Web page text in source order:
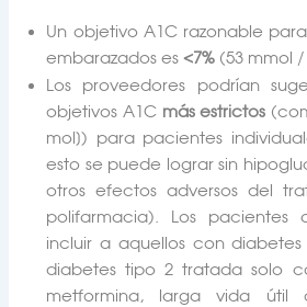
Un objetivo A1C razonable
embarazados es<7% (53 mmol
Los proveedores podrían
objetivos A1C más estrictos
mol]) para pacientes
esto se puede lograr sin
otros efectos adversos del
polifarmacia). Los pacientes
incluir a aquellos con
diabetes tipo 2 tratada solo
metformina, larga vida útil